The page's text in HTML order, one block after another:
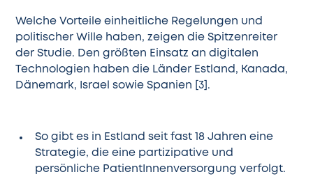
Welche Vorteile einheitliche Regelungen und
politischer Wille haben, zeigen die Spitzenreiter
der Studie. Den größten Einsatz an digitalen
Technologien haben die Länder Estland, Kanada,
Dänemark, Israel sowie Spanien [3].
So gibt es in Estland seit fast 18 Jahren eine
Strategie, die eine partizipative und
persönliche PatientInnenversorgung verfolgt.